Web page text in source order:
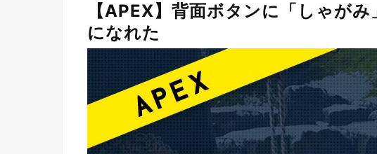
【APEX】背面ボタンに「しゃが
になれた